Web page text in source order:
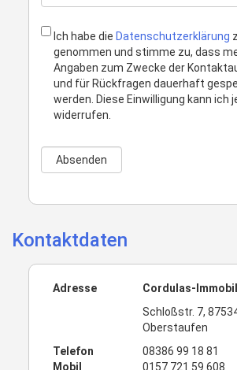
Ich habe die Datenschutzerklärung
genommen und stimme zu, dass
Angaben zum Zwecke der
und für Rückfragen dauerhaft
werden. Diese Einwilligung kann ich
widerrufen.
Kontaktdaten
Adresse
Cordulas-
Schloßstr. 7,
Oberstaufen
Telefon
08386 99 18 81
Mobil
0157 721 59 608